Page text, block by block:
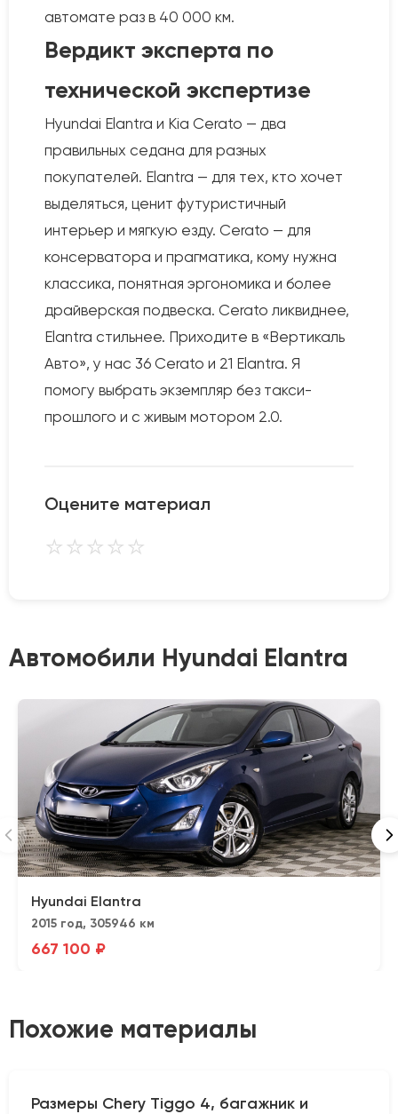
автомате раз в 40 000 км.
Вердикт эксперта по
технической экспертизе
Hyundai Elantra и Kia Cerato — два
правильных седана для разных
покупателей. Elantra — для тех, кто хочет
выделяться, ценит футуристичный
интерьер и мягкую езду. Cerato — для
консерватора и прагматика, кому нужна
классика, понятная эргономика и более
драйверская подвеска. Cerato ликвиднее,
Elantra стильнее. Приходите в «Вертикаль
Авто», у нас 36 Cerato и 21 Elantra. Я
помогу выбрать экземпляр без такси-
прошлого и с живым мотором 2.0.
Оцените материал
⭐⭐⭐⭐⭐
Автомобили Hyundai Elantra
Hyundai Elantra
2015 год, 305946 км
667 100 ₽
Похожие материалы
Размеры Chery Tiggo 4, багажник и